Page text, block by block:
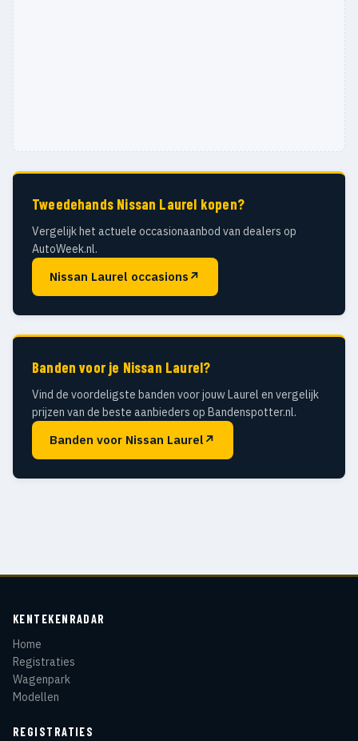
Tweedehands Nissan Laurel kopen?
Vergelijk het actuele occasionaanbod van dealers op
AutoWeek.nl.
Nissan Laurel occasions ↗
Banden voor je Nissan Laurel?
Vind de voordeligste banden voor jouw Laurel en vergelijk
prijzen van de beste aanbieders op Bandenspotter.nl.
Banden voor Nissan Laurel ↗
KENTEKENRADAR
Home
Registraties
Wagenpark
Modellen
REGISTRATIES